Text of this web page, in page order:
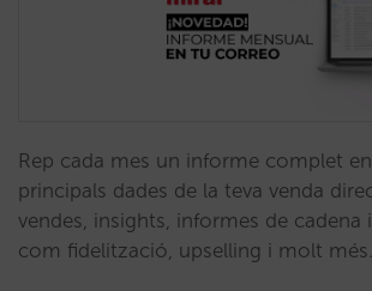
Rep cada mes un informe complet
principals dades de la teva venda
vendes, insights, informes de cadena
com fidelització, upselling i molt